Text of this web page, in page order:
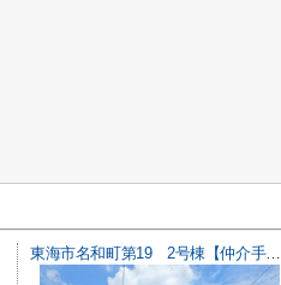
東海市名和町第19 2号棟【仲介手数料0円】